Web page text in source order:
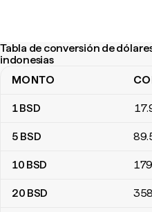
Tabla de conversión de
indonesias
Tabla de conversión de
MONTO
1BSD
5 BSD
10 BSD
20 BSD